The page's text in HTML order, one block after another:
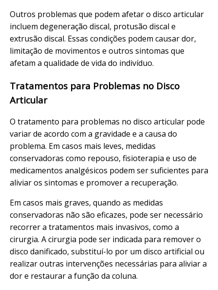
Outros problemas que podem afetar o disco articular
incluem degeneração discal, protusão discal e
extrusão discal. Essas condições podem causar dor,
limitação de movimentos e outros sintomas que
afetam a qualidade de vida do indivíduo.
Tratamentos para Problemas no Disco
Articular
O tratamento para problemas no disco articular pode
variar de acordo com a gravidade e a causa do
problema. Em casos mais leves, medidas
conservadoras como repouso, fisioterapia e uso de
medicamentos analgésicos podem ser suficientes para
aliviar os sintomas e promover a recuperação.
Em casos mais graves, quando as medidas
conservadoras não são eficazes, pode ser necessário
recorrer a tratamentos mais invasivos, como a
cirurgia. A cirurgia pode ser indicada para remover o
disco danificado, substituí-lo por um disco artificial ou
realizar outras intervenções necessárias para aliviar a
dor e restaurar a função da coluna.